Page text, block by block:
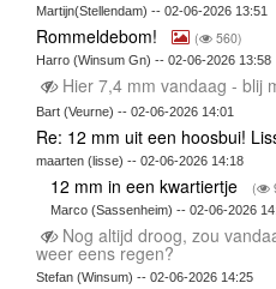
Martijn(Stellendam) -- 02-06-2026 13:51
Rommeldebom! ( 560)
Harro (Winsum Gn) -- 02-06-2026 13:58
Hier 7,4 mm vandaag - blij
Bart (Veurne) -- 02-06-2026 14:01
Re: 12 mm uit een hoosbui!
maarten (lisse) -- 02-06-2026 14:18
12 mm in een kwartiertje (
Marco (Sassenheim) -- 02-06-2026
Nog altijd droog, zou
weer eens regen?
Stefan (Winsum) -- 02-06-2026 14:25